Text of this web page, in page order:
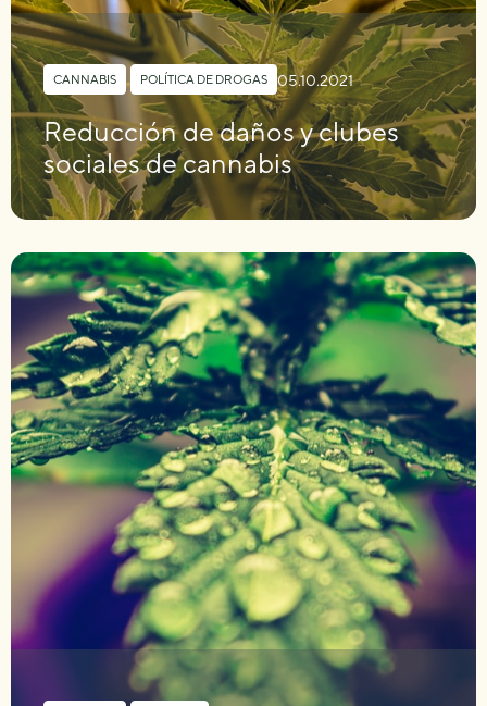
CANNABIS POLÍTICA DE DROGAS 05.10.2021
Reducción de daños y clubes
sociales de cannabis